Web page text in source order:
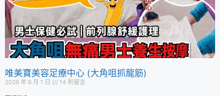
唯美寶美容足療中心 (大角咀抓龍筋)
2026 年 6 月 1 日 14 則留言